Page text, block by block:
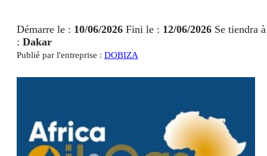
Démarre le : 10/06/2026 Fini le : 12/06/2026 Se tiendra à
: Dakar
Publié par l'entreprise : DOBIZA